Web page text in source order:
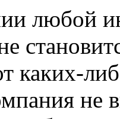
любой
каких-
не